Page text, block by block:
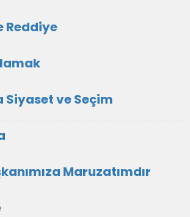
Reddiye
Siyaset ve Seçim
Maruzatımdır